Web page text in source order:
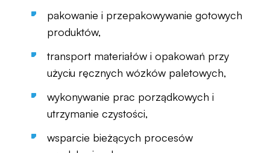
pakowanie i przepakowywanie gotowych
produktów,
transport materiałów i opakowań przy
użyciu ręcznych wózków paletowych,
wykonywanie prac porządkowych i
utrzymanie czystości,
wsparcie bieżących procesów